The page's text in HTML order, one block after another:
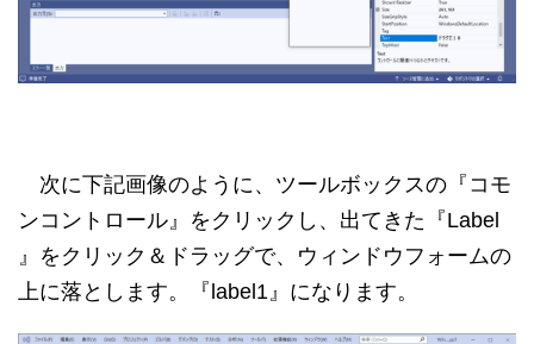
次に下記画像のように、ツールボックスの『コモ
ンコントロール』をクリックし、出てきた『Label
』をクリック＆ドラッグで、ウィンドウフォームの
上に落とします。『label1』になります。